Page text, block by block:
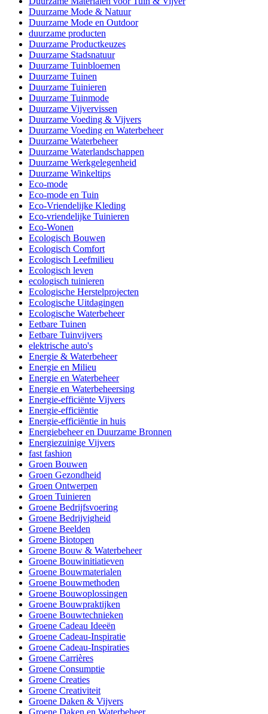
Duurzame Mode & Natuur
Duurzame Mode en Outdoor
duurzame producten
Duurzame Productkeuzes
Duurzame Stadsnatuur
Duurzame Tuinbloemen
Duurzame Tuinen
Duurzame Tuinieren
Duurzame Tuinmode
Duurzame Vijvervissen
Duurzame Voeding & Vijvers
Duurzame Voeding en Waterbeheer
Duurzame Waterbeheer
Duurzame Waterlandschappen
Duurzame Werkgelegenheid
Duurzame Winkeltips
Eco-mode
Eco-mode en Tuin
Eco-Vriendelijke Kleding
Eco-vriendelijke Tuinieren
Eco-Wonen
Ecologisch Bouwen
Ecologisch Comfort
Ecologisch Leefmilieu
Ecologisch leven
ecologisch tuinieren
Ecologische Herstelprojecten
Ecologische Uitdagingen
Ecologische Waterbeheer
Eetbare Tuinen
Eetbare Tuinvijvers
elektrische auto's
Energie & Waterbeheer
Energie en Milieu
Energie en Waterbeheer
Energie en Waterbeheersing
Energie-efficiënte Vijvers
Energie-efficiëntie
Energie-efficiëntie in huis
Energiebeheer en Duurzame Bronnen
Energiezuinige Vijvers
fast fashion
Groen Bouwen
Groen Gezondheid
Groen Ontwerpen
Groen Tuinieren
Groene Bedrijfsvoering
Groene Bedrijvigheid
Groene Beelden
Groene Biotopen
Groene Bouw & Waterbeheer
Groene Bouwinitiatieven
Groene Bouwmaterialen
Groene Bouwmethoden
Groene Bouwoplossingen
Groene Bouwpraktijken
Groene Bouwtechnieken
Groene Cadeau Ideeën
Groene Cadeau-Inspiratie
Groene Cadeau-Inspiraties
Groene Carrières
Groene Consumptie
Groene Creaties
Groene Creativiteit
Groene Daken & Vijvers